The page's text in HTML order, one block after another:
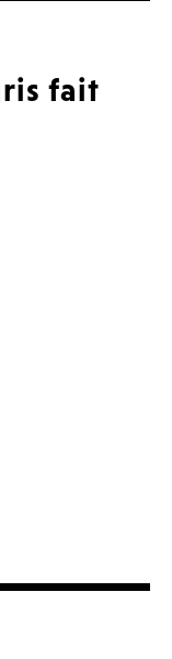
fait